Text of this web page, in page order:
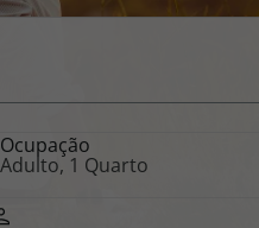
Apoio ao cliente
facilidade na
dispor o nosso call
10:00 às 20:00 e
Ocupação